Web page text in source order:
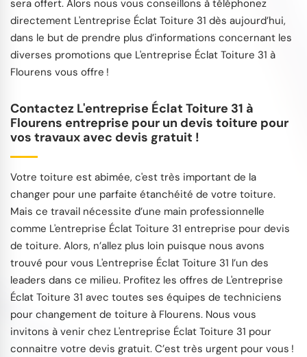
sera offert. Alors nous vous conseillons à téléphonez
directement L'entreprise Éclat Toiture 31 dès aujourd’hui,
dans le but de prendre plus d’informations concernant les
diverses promotions que L'entreprise Éclat Toiture 31 à
Flourens vous offre !
Contactez L'entreprise Éclat Toiture 31 à
Flourens entreprise pour un devis toiture pour
vos travaux avec devis gratuit !
Votre toiture est abimée, c'est très important de la
changer pour une parfaite étanchéité de votre toiture.
Mais ce travail nécessite d’une main professionnelle
comme L'entreprise Éclat Toiture 31 entreprise pour devis
de toiture. Alors, n’allez plus loin puisque nous avons
trouvé pour vous L'entreprise Éclat Toiture 31 l’un des
leaders dans ce milieu. Profitez les offres de L'entreprise
Éclat Toiture 31 avec toutes ses équipes de techniciens
pour changement de toiture à Flourens. Nous vous
invitons à venir chez L'entreprise Éclat Toiture 31 pour
connaitre votre devis gratuit. C’est très urgent pour vous !